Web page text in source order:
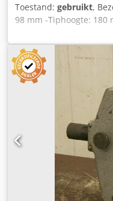
Toestand: gebruikt,
98 mm -Tiphoogte: 180
Editie: staal -
410/330/H85 mm -